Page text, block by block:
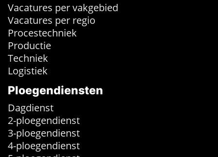
Vacatures per vakgebied
Vacatures per regio
Procestechniek
Productie
Techniek
Logistiek
Ploegendiensten
Dagdienst
2-ploegendienst
3-ploegendienst
4-ploegendienst